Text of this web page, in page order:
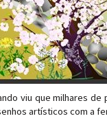
viu que milhares
artísticos com a